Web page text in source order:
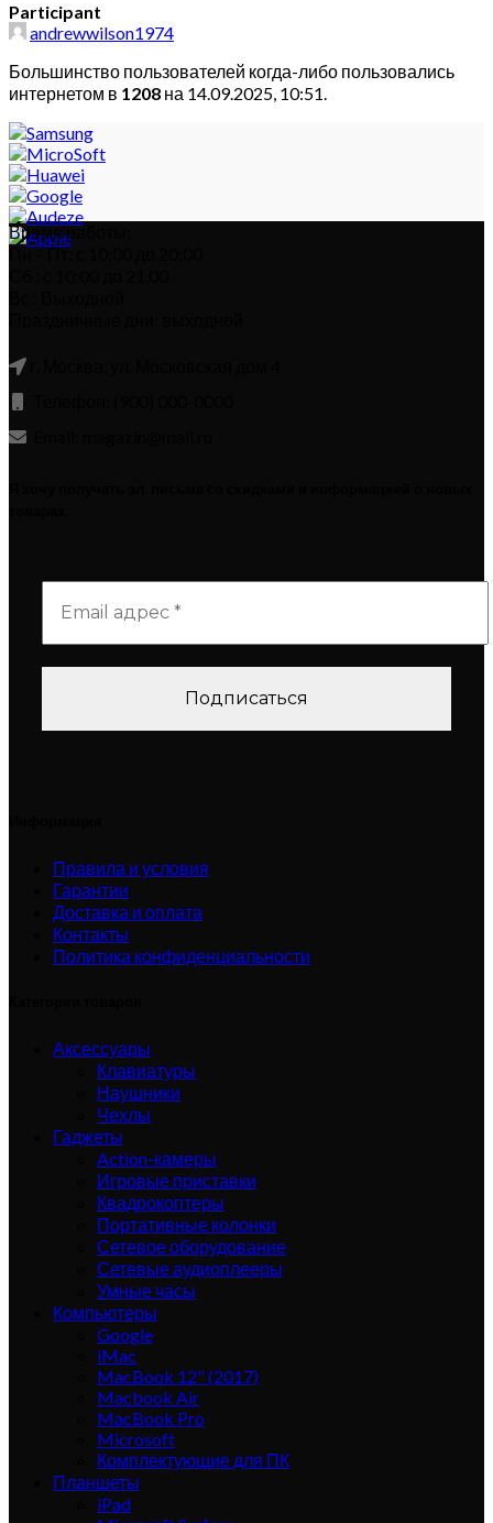
Participant
andrewwilson1974
Большинство пользователей когда-либо пользовались
интернетом в 1208 на 14.09.2025, 10:51.
Время работы:
Пн – Пт: с 10:00 до 20:00
Правила и условия
Гарантии
Доставка и оплата
Контакты
Политика конфиденциальности
Аксессуары
Клавиатуры
Наушники
Чехлы
Гаджеты
Action-камеры
Игровые приставки
Квадрокоптеры
Портативные колонки
Сетевое оборудование
Сетевые аудиоплееры
Умные часы
Компьютеры
Google
iMac
MacBook 12" (2017)
Macbook Air
MacBook Pro
Microsoft
Комплектующие для ПК
Планшеты
iPad